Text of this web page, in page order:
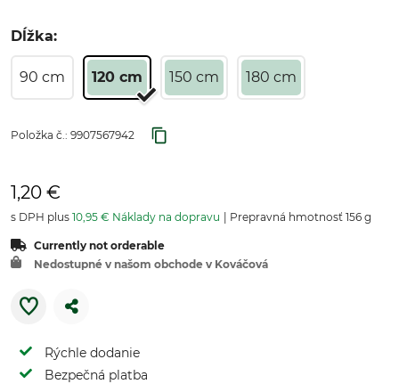
Dĺžka:
90 cm 120 cm 150 cm 180 cm
Položka č.: 9907567942
1,20 €
s DPH plus 10,95 € Náklady na dopravu Prepravná hmotnosť 156 g
Currently not orderable
Nedostupné v našom obchode v Kováčová
Rýchle dodanie
Bezpečná platba